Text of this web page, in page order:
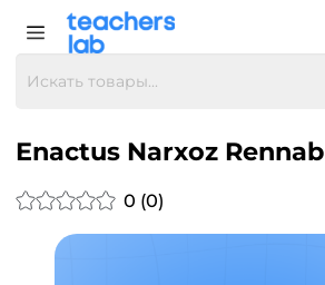
Enactus Narxoz Rennab
0 (0)